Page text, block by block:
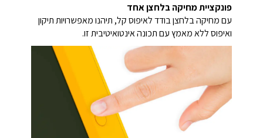
פונקציית מחיקה בלחצן אחד
עם מחיקה בלחצן בודד לאיפוס קל, תיהנו מאפשרויות תיקון
ואיפוס ללא מאמץ עם תכונה אינטואיטיבית זו.